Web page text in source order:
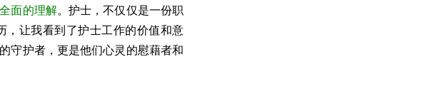
面的理解。护士，不仅仅是一份职
，让我看到了护士工作的价值和意
守护者，更是他们心灵的慰藉者和